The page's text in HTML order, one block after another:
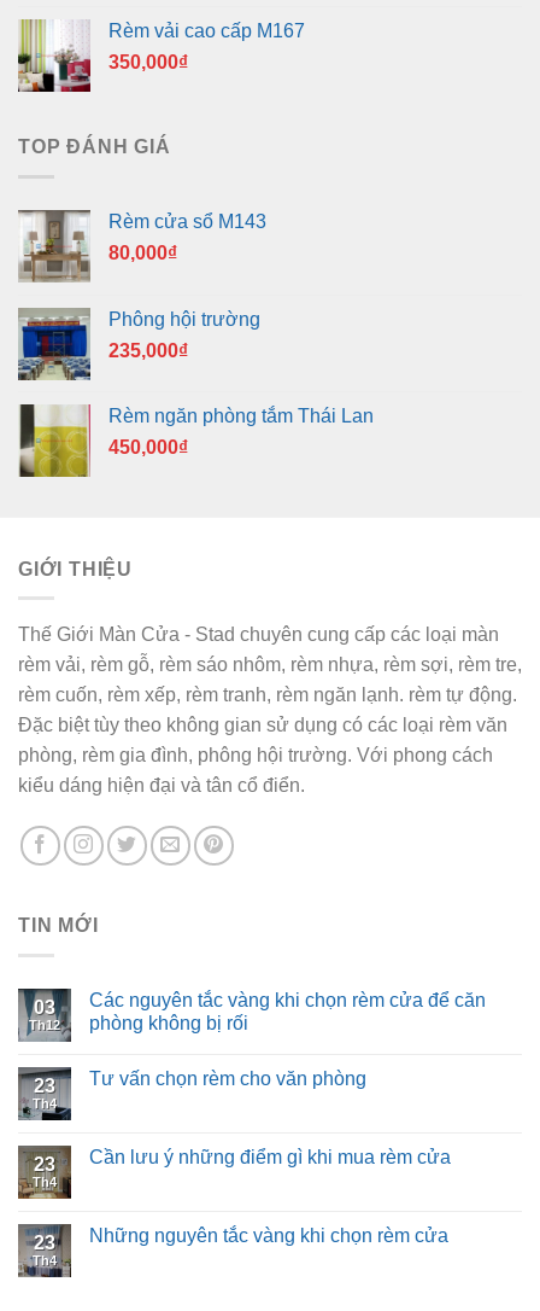
Rèm vải cao cấp M167
350,000₫
TOP ĐÁNH GIÁ
Rèm cửa sổ M143
80,000₫
Phông hội trường
235,000₫
Rèm ngăn phòng tắm Thái Lan
450,000₫
GIỚI THIỆU
Thế Giới Màn Cửa - Stad chuyên cung cấp các loại màn
rèm vải, rèm gỗ, rèm sáo nhôm, rèm nhựa, rèm sợi, rèm tre,
rèm cuốn, rèm xếp, rèm tranh, rèm ngăn lạnh. rèm tự động.
Đặc biệt tùy theo không gian sử dụng có các loại rèm văn
phòng, rèm gia đình, phông hội trường. Với phong cách
kiểu dáng hiện đại và tân cổ điển.
TIN MỚI
03
Th12
Các nguyên tắc vàng khi chọn rèm cửa để căn
phòng không bị rối
23
Th4
Tư vấn chọn rèm cho văn phòng
23
Th4
Cần lưu ý những điểm gì khi mua rèm cửa
23
Th4
Những nguyên tắc vàng khi chọn rèm cửa